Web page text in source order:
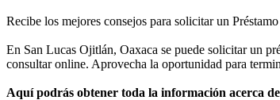
Recibe los mejores consejos para solicitar un
En San Lucas Ojitlán, Oaxaca se puede solicitar un
consultar online. Aprovecha la oportunidad para
Aquí podrás obtener toda la información acerca